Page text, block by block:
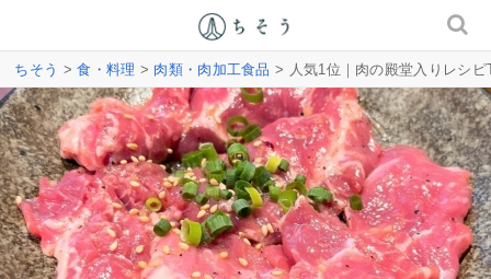
ちそう >食・料理 > 肉類・肉加工食品 > 人気1位｜肉の殿堂入りレシ